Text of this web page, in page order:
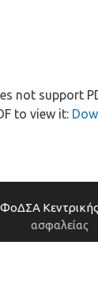
not support
to view it:
ασφαλείας